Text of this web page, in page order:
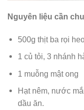
Nguyên liệu cần
500g thịt ba rọi
1 củ tỏi, 3 nhánh
1 muỗng mật ong
Hạt nêm, nước
dầu ăn.